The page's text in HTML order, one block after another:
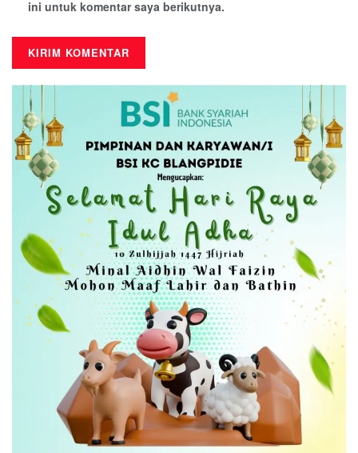
ini untuk komentar saya berikutnya.